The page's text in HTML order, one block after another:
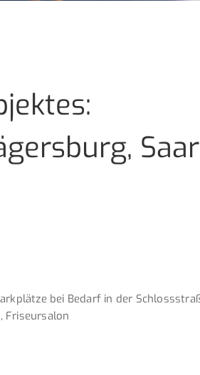
bei Bedarf in der
Friseursalon